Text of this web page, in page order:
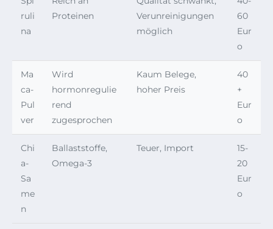
ruli
na
Proteinen
Verunreinigungen
möglich
60
Eur
o
Ma
ca-
Pul
ver
Wird
hormonregulie
rend
zugesprochen
Kaum Belege,
hoher Preis
40
+
Eur
o
Chi
a-
Sa
me
n
Ballaststoffe,
Omega-3
Teuer, Import
15-
20
Eur
o